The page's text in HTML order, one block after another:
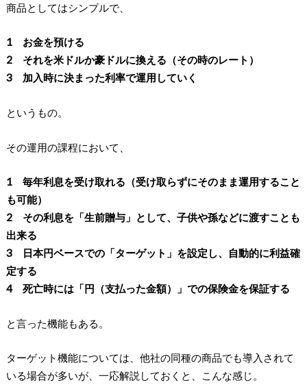
商品としてはシンプルで、
1 お金を預ける
2 それを米ドルか豪ドルに換える（その時のレート）
3 加入時に決まった利率で運用していく
というもの。
その運用の課程において、
1 毎年利息を受け取れる（受け取らずにそのまま運用すること
も可能）
2 その利息を「生前贈与」として、子供や孫などに渡すことも
出来る
3 日本円ベースでの「ターゲット」を設定し、自動的に利益確
定する
4 死亡時には「円（支払った金額）」での保険金を保証する
と言った機能もある。
ターゲット機能については、他社の同種の商品でも導入されて
いる場合が多いが、一応解説しておくと、こんな感じ。